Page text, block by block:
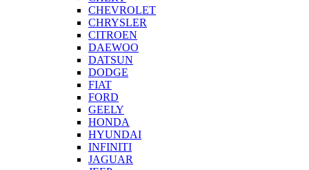
CHEVROLET
CHRYSLER
CITROEN
DAEWOO
DATSUN
DODGE
FIAT
FORD
GEELY
HONDA
HYUNDAI
INFINITI
JAGUAR